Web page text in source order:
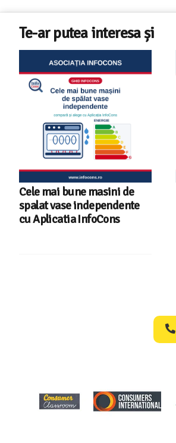
Te-ar putea interesa și
Cele mai bune masini de
spalat vase independente
cu Aplicatia InfoCons